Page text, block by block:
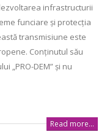
infrastructurii
funciare şi protecţia
transmisiune este
Conținutul său
„PRO-DEM” și nu
Read more...